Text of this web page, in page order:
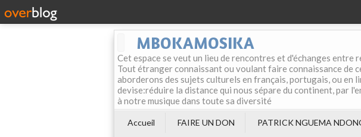
MBOKAMOSIKA
Cet espace se veut un lieu de rencontres et d'échanges
Tout étranger connaissant ou voulant faire connaissance de
aborderons des sujets culturels en français, portugais, ou en
devise:réduire la distance qui nous sépare du continent, par
à notre musique dans toute sa diversité
Accueil FAIRE UN DON
PATRICK NGUEMA